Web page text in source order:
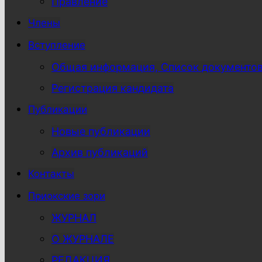
Члены
Вступление
Общая информация, Список
Регистрация кандидата
Публикации
Новые публикации
Архив публикаций
Контакты
Приокские зори
ЖУРНАЛ
О ЖУРНАЛЕ